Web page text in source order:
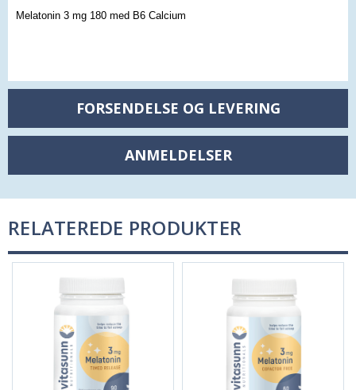
Melatonin 3 mg 180 med B6 Calcium
FORSENDELSE OG LEVERING
ANMELDELSER
RELATEREDE PRODUKTER